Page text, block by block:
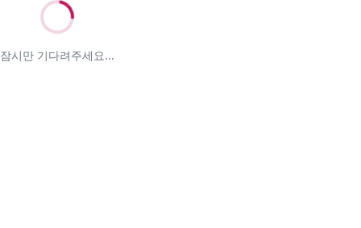
잠시만 기다려주세요...